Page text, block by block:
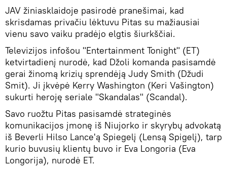
JAV žiniasklaidoje pasirodė pranešimai, kad
skrisdamas privačiu lėktuvu Pitas su mažiausiai
vienu savo vaiku pradėjo elgtis šiurkščiai.
Televizijos infošou "Entertainment Tonight" (ET)
ketvirtadienį nurodė, kad Džoli komanda pasisamdė
gerai žinomą krizių sprendėją Judy Smith (Džudi
Smit). Ji įkvėpė Kerry Washington (Keri Vašington)
sukurti heroję seriale "Skandalas" (Scandal).
Savo ruožtu Pitas pasisamdė strateginės
komunikacijos įmonę iš Niujorko ir skyrybų advokatą
iš Beverli Hilso Lance'ą Spiegelį (Lensą Spigelį), tarp
kurio buvusių klientų buvo ir Eva Longoria (Eva
Longorija), nurodė ET.